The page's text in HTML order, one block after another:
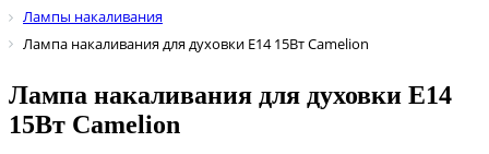
Лампы накаливания
Лампа накаливания для духовки E14 15Вт Camelion
Лампа накаливания для духовки E14
15Вт Camelion